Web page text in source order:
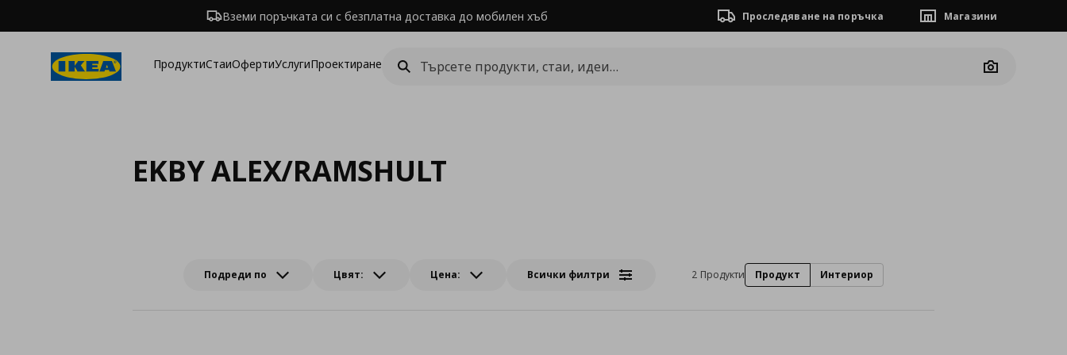
Вземи поръчката си с безплатна доставка до мобилен хъб Проследяване на поръчка Магазини
ПродуктиСтаиОфертиУслугиПроектиране
Camera
EKBY ALEX/RAMSHULT
Подреди по Цвят: Цена: Всички филтри 2 Продукти Продукт Интериор